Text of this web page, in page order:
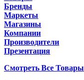
Бренды
Маркеты
Магазины
Компании
Производители
Презентация
Смотреть Все Товары